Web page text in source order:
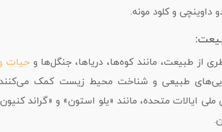
داوینچی و کلود مونه.
از طبیعت، مانند کوه‌ها، دریاها، جنگل‌ها وحیات
طبیعی و شناخت محیط زیست کمک می‌کنند.
ایالات متحده، مانند «یلو استون» و «گراند